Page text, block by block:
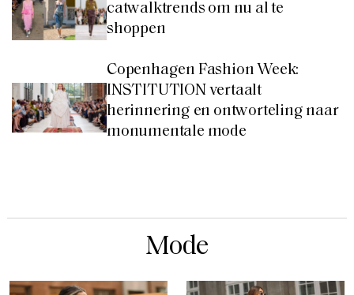
catwalktrends om nu al te
shoppen
Copenhagen Fashion Week:
INSTITUTION vertaalt
herinnering en ontworteling naar
monumentale mode
Mode